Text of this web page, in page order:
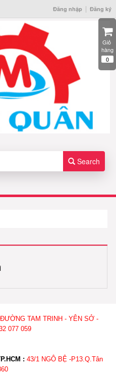
Đăng nhập Đăng ký
Search
TAM TRINH - YÊN SỞ -
077 059
: 43/1 NGÔ BỆ -P13.Q.Tân
0982.797.860
Giỏ
hàng
0